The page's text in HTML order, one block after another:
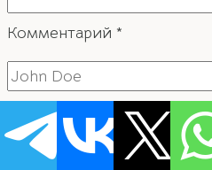
Комментарий *